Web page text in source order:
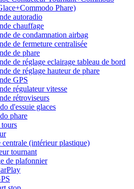
Phare)
autoradio
chauffage
de condamnation airbag
de fermeture centralisée
de phare
de réglage eclairage tableau de bord
de réglage hauteur de phare
GPS
régulateur vitesse
rétroviseurs
d'essuie glaces
phare
centrale (intérieur plastique)
tournant
de plafonnier